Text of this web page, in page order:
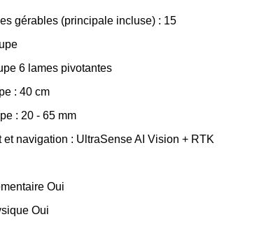
gérables (principale incluse) : 15
6 lames pivotantes
: 40 cm
: 20 - 65 mm
et navigation : UltraSense AI Vision + RTK
Oui
Oui